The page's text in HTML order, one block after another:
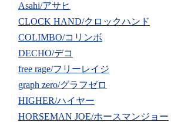
Asahi/アサヒ
CLOCK HAND/クロックハンド
COLIMBO/コリンボ
DECHO/デコ
free rage/フリーレイジ
graph zero/グラフゼロ
HIGHER/ハイヤー
HORSEMAN JOE/ホースマンジョー